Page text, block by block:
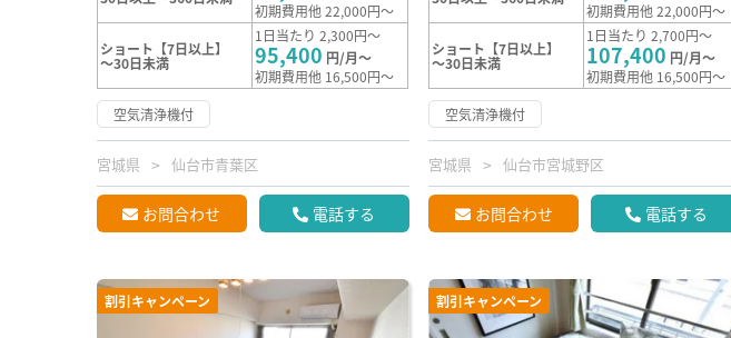
初期費用他 22,000円～
ショート【7日以上】
～30日未満
1日当たり 2,300円～
95,400 円/月～
初期費用他 16,500円～
空気清浄機付
宮城県 仙台市青葉区
お問合わせ 電話する
初期費用他 22,000円～
ショート【7日以上】
～30日未満
1日当たり 2,700円～
107,400 円/月～
初期費用他 16,500円～
空気清浄機付
宮城県 仙台市宮城野区
お問合わせ 電話する
割引キャンペーン 割引キャンペーン